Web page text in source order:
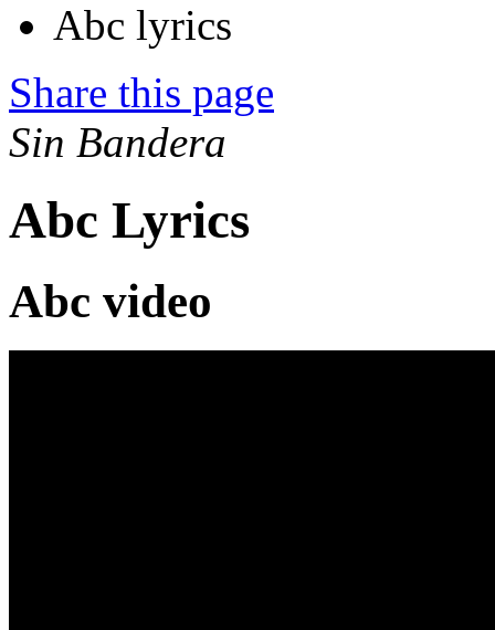
Abc lyrics
Share this page
Sin Bandera
Abc Lyrics
Abc video